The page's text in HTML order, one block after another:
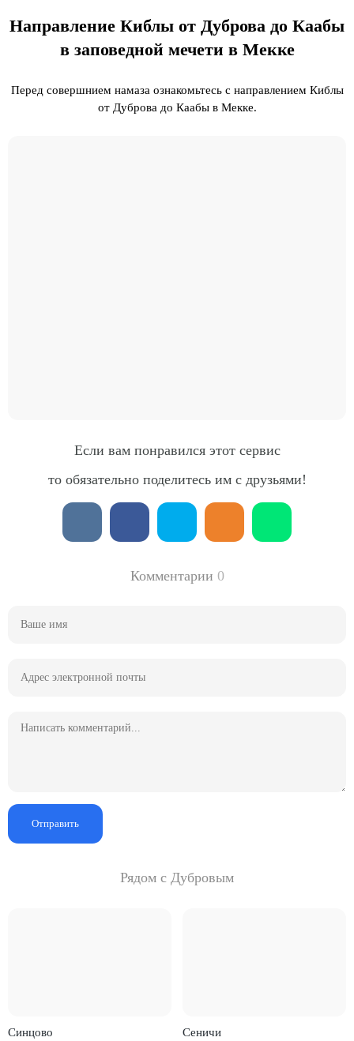
Направление Киблы от Дуброва до Каабы
в заповедной мечети в Мекке
Перед совершнием намаза ознакомьтесь с направлением Киблы
от Дуброва до Каабы в Мекке.
Если вам понравился этот сервис
то обязательно поделитесь им с друзьями!
Комментарии 0
Отправить
Рядом с Дубровым
Синцово Сеничи